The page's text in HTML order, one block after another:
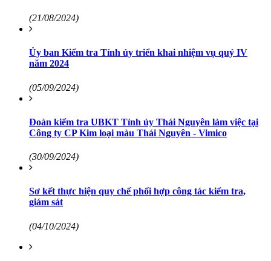
(21/08/2024)
Ủy ban Kiểm tra Tỉnh ủy triển khai nhiệm vụ quý IV
năm 2024
(05/09/2024)
Đoàn kiểm tra UBKT Tỉnh ủy Thái Nguyên làm việc tại
Công ty CP Kim loại màu Thái Nguyên - Vimico
(30/09/2024)
Sơ kết thực hiện quy chế phối hợp công tác kiểm tra,
giám sát
(04/10/2024)